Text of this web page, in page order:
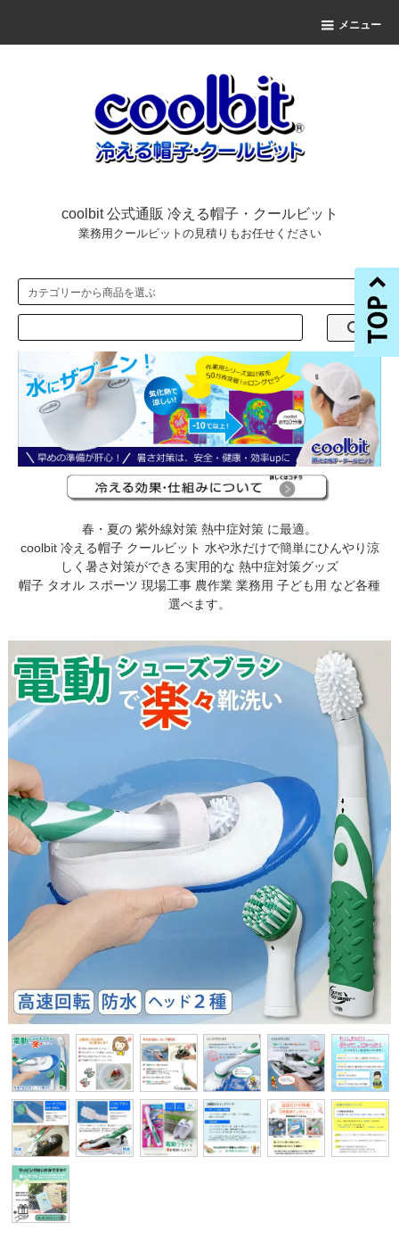
メニュー
coolbit 公式通販 冷える帽子・クールビット
業務用クールビットの見積りもお任せください
春・夏の 紫外線対策 熱中症対策 に最適。
coolbit 冷える帽子 クールビット 水や氷だけで簡単にひんやり涼
しく暑さ対策ができる実用的な 熱中症対策グッズ
帽子 タオル スポーツ 現場工事 農作業 業務用 子ども用 など各種
選べます。